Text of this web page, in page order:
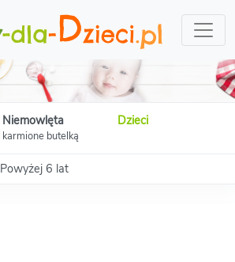
Niemowlęta
karmione butelką
Dzieci
Powyżej 6 lat